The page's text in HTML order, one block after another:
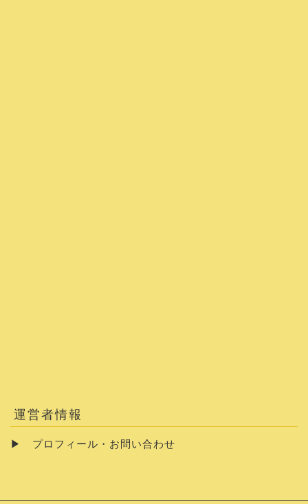
運営者情報
▶ プロフィール・お問い合わせ